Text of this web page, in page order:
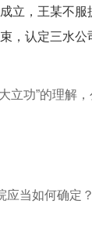
立，王某不服
，认定三水
立功”的理解
应当如何确定？